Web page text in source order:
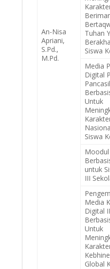
An-Nisa
Apriani,
S.Pd.,
M.Pd.
Tuhan
Siswa
Media
Digital
Untuk
Siswa
Moodul
untuk
III
Media
Digital
Untuk
Global